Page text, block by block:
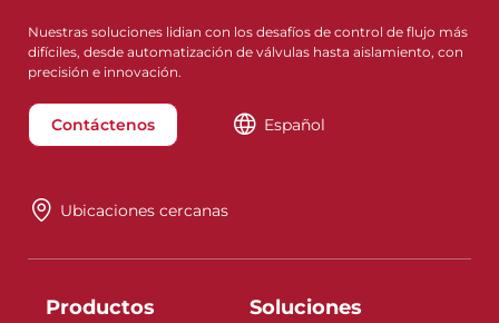
Nuestras soluciones lidian con los desafíos de control de flujo más
difíciles, desde automatización de válvulas hasta aislamiento, con
precisión e innovación.
Contáctenos Español
Ubicaciones cercanas
Productos Soluciones